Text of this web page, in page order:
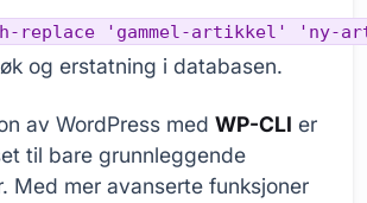
replace 'gammel-artikkel' 'ny-
og erstatning i databasen.
av WordPress med WP-CLI er
til bare grunnleggende
Med mer avanserte funksjoner